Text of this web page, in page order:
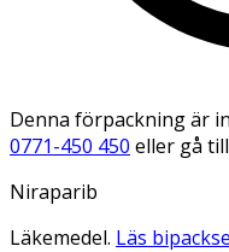
Denna förpackning är
0771-450 450 eller gå
Niraparib
Läkemedel. Läs